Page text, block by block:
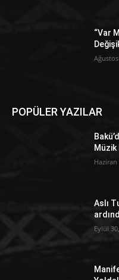
“Var
POPÜLER YAZILAR
Müzik
Haziran
Aslı
Eylül